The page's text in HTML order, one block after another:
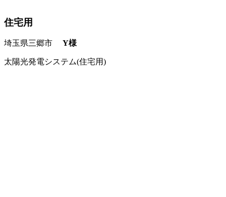
住宅用
埼玉県三郷市 Y様
太陽光発電システム(住宅用)